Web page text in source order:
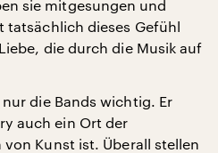
sie mitgesungen und
dieses Gefühl
die durch die Musik auf
die Bands wichtig. Er
auch ein Ort der
Kunst ist. Überall stellen